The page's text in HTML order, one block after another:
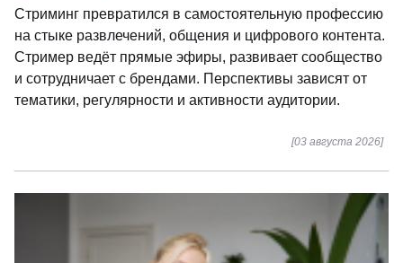
Стриминг превратился в самостоятельную профессию
на стыке развлечений, общения и цифрового контента.
Стример ведёт прямые эфиры, развивает сообщество
и сотрудничает с брендами. Перспективы зависят от
тематики, регулярности и активности аудитории.
[03 августа 2026]